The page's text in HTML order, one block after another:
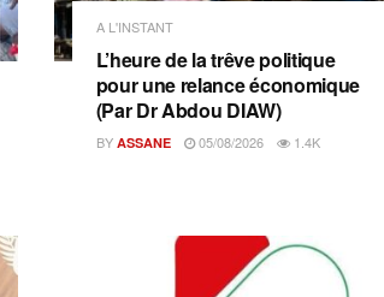
A L'INSTANT
L’heure de la trêve politique
pour une relance économique
(Par Dr Abdou DIAW)
BY ASSANE 05/08/2026 1.4K